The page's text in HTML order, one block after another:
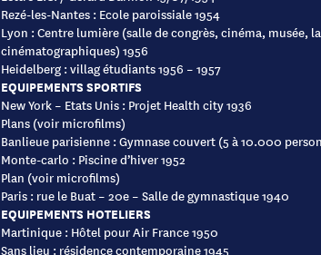
Rezé-les-Nantes : Ecole paroissiale 1954
Lyon : Centre lumière (salle de congrès, cinéma, musée,
cinématographiques) 1956
Heidelberg : villag étudiants 1956 – 1957
EQUIPEMENTS SPORTIFS
New York – Etats Unis : Projet Health city 1936
Plans (voir microfilms)
Banlieue parisienne : Gymnase couvert (5 à 10.000
Monte-carlo : Piscine d’hiver 1952
Plan (voir microfilms)
Paris : rue le Buat – 20e – Salle de gymnastique 1940
EQUIPEMENTS HOTELIERS
Martinique : Hôtel pour Air France 1950
Sans lieu : résidence contemporaine 1945